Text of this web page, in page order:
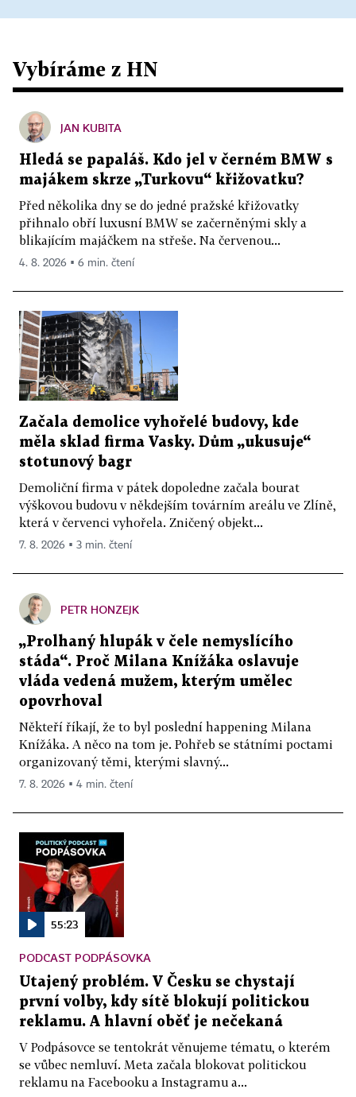
Vybíráme z HN
JAN KUBITA
Hledá se papaláš. Kdo jel v černém BMW s
majákem skrze „Turkovu“ křižovatku?
Před několika dny se do jedné pražské křižovatky
přihnalo obří luxusní BMW se začerněnými skly a
blikajícím majáčkem na střeše. Na červenou...
4. 8. 2026 ▪ 6 min. čtení
Začala demolice vyhořelé budovy, kde
měla sklad firma Vasky. Dům „ukusuje“
stotunový bagr
Demoliční firma v pátek dopoledne začala bourat
výškovou budovu v někdejším továrním areálu ve Zlíně,
která v červenci vyhořela. Zničený objekt...
7. 8. 2026 ▪ 3 min. čtení
PETR HONZEJK
„Prolhaný hlupák v čele nemyslícího
stáda“. Proč Milana Knížáka oslavuje
vláda vedená mužem, kterým umělec
opovrhoval
Někteří říkají, že to byl poslední happening Milana
Knížáka. A něco na tom je. Pohřeb se státními poctami
organizovaný těmi, kterými slavný...
7. 8. 2026 ▪ 4 min. čtení
55:23
PODCAST PODPÁSOVKA
Utajený problém. V Česku se chystají
první volby, kdy sítě blokují politickou
reklamu. A hlavní oběť je nečekaná
V Podpásovce se tentokrát věnujeme tématu, o kterém
se vůbec nemluví. Meta začala blokovat politickou
reklamu na Facebooku a Instagramu a...